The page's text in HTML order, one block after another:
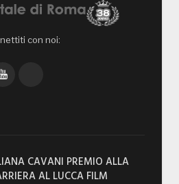
con noi:
YouTube
CAVANI PREMIO ALLA
AL LUCCA FILM